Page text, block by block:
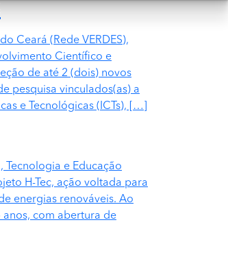
Ceará (Rede VERDES),
Científico e
de até 2 (dois) novos
pesquisa vinculados(as) a
e Tecnológicas (ICTs), […]
e Educação
H-Tec, ação voltada para
energias renováveis. Ao
com abertura de